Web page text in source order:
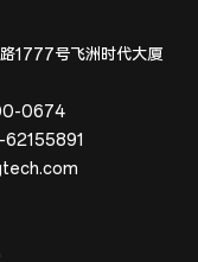
1777号飞洲时代大厦
0674
62155891